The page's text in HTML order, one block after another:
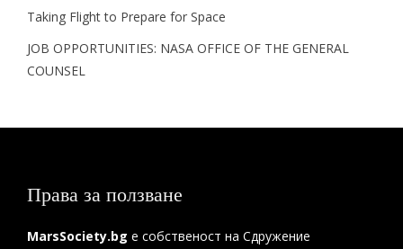
Taking Flight to Prepare for Space
JOB OPPORTUNITIES: NASA OFFICE OF THE GENERAL
COUNSEL
Права за ползване
MarsSociety.bg е собственост на Сдружение